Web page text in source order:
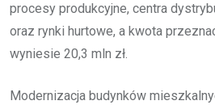
procesy produkcyjne, centra
oraz rynki hurtowe, a kwota
wyniesie 20,3 mln zł.
Modernizacja budynków